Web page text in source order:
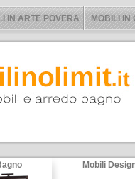
IN ARTE POVERA MOBILI IN
Mobili